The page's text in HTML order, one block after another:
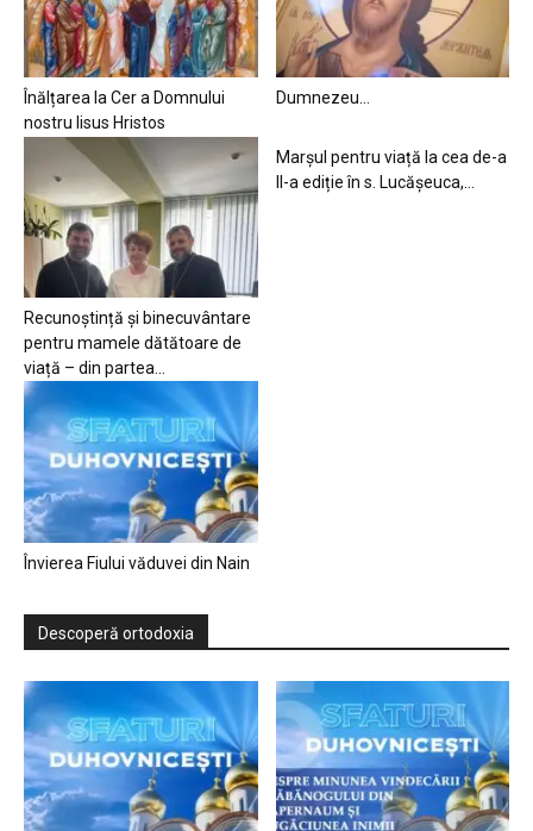
Înălțarea la Cer a Domnului
nostru Iisus Hristos
Dumnezeu…
Recunoștință și binecuvântare
pentru mamele dătătoare de
viață – din partea...
Marșul pentru viață la cea de-a
II-a ediție în s. Lucășeuca,...
Învierea Fiului văduvei din Nain
Descoperă ortodoxia